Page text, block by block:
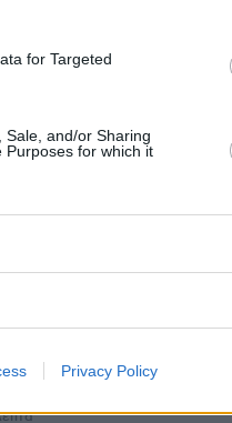
for Targeted
Sale, and/or Sharing
Purposes for which it
Privacy Policy
ελληνικής φύσης:
για αναζωογονητικές